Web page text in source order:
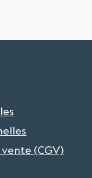
(CGV)